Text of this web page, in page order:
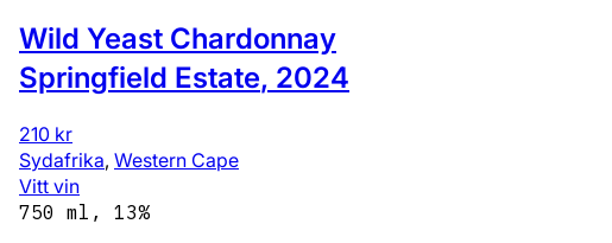
Wild Yeast Chardonnay
Springfield Estate, 2024
210 kr
Sydafrika, Western Cape
Vitt vin
750 ml, 13%